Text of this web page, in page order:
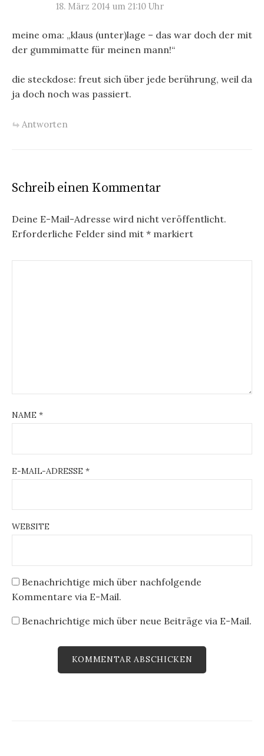
18. März 2014 um 21:10 Uhr
meine oma: „klaus (unter)lage – das war doch der mit
der gummimatte für meinen mann!“
die steckdose: freut sich über jede berührung, weil da
ja doch noch was passiert.
Antworten
Schreib einen Kommentar
Deine E-Mail-Adresse wird nicht veröffentlicht.
Erforderliche Felder sind mit * markiert
NAME *
E-MAIL-ADRESSE *
WEBSITE
Benachrichtige mich über nachfolgende
Kommentare via E-Mail.
Benachrichtige mich über neue Beiträge via E-Mail.